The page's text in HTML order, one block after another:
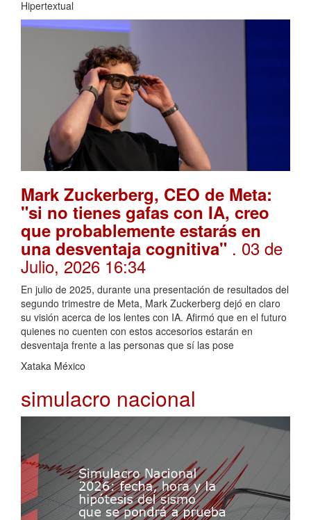
Hipertextual
Mark Zuckerberg, CEO de Meta:
"si no tienes gafas con IA, creo
que probablemente estarás en
una desventaja cognitiva" . 03 de
Julio, 2026 16:34
En julio de 2025, durante una presentación de resultados del
segundo trimestre de Meta, Mark Zuckerberg dejó en claro
su visión acerca de los lentes con IA. Afirmó que en el futuro
quienes no cuenten con estos accesorios estarán en
desventaja frente a las personas que sí las pose
Xataka México
simulacro nacional